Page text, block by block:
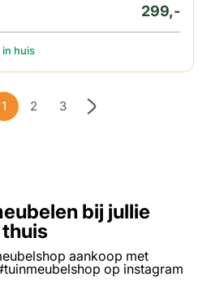
299,-
huis
U lees momenteel pagina
1
Pagina
2
Pagina
3
bij jullie
thuis
aankoop met
op instagram